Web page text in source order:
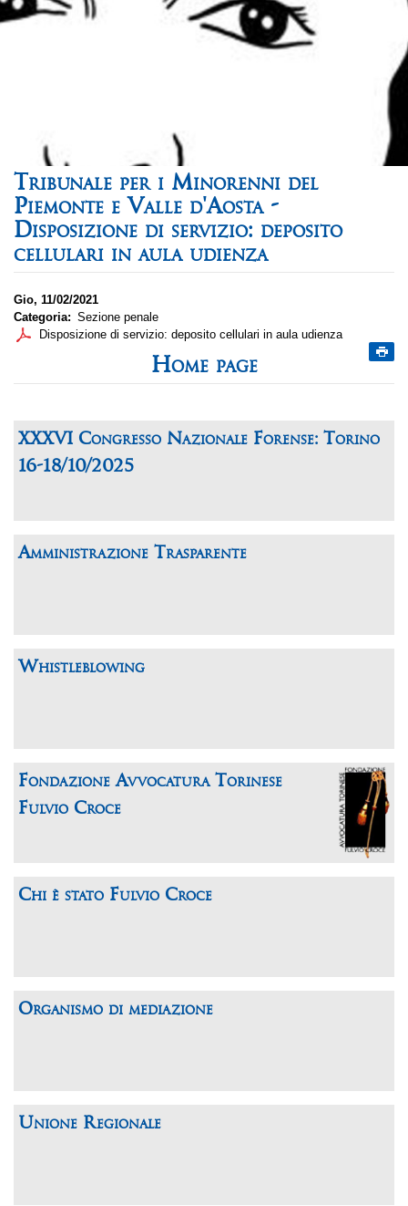
Tribunale per i Minorenni del
Piemonte e Valle d'Aosta -
Disposizione di servizio: deposito
cellulari in aula udienza
Gio, 11/02/2021
Categoria
Sezione penale
Disposizione di servizio: deposito cellulari in aula udienza
Home page
XXXVI Congresso Nazionale Forense: Torino
16-18/10/2025
Amministrazione Trasparente
Whistleblowing
Fondazione Avvocatura Torinese
Fulvio Croce
Chi è stato Fulvio Croce
Organismo di mediazione
Unione Regionale